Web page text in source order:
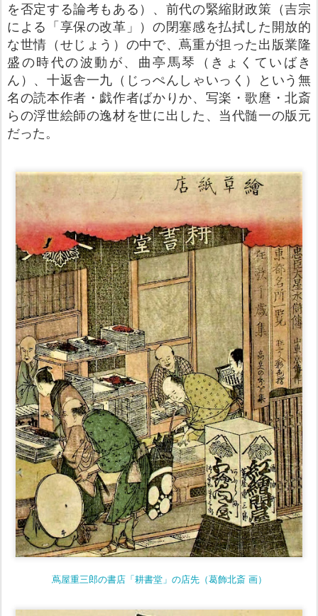
を否定する論考もある）、前代の緊縮財政策（吉宗
による「享保の改革」）の閉塞感を払拭した開放的
な世情（せじょう）の中で、蔦重が担った出版業隆
盛の時代の波動が、曲亭馬琴（きょくていばき
ん）、十返舎一九（じっぺんしゃいっく）という無
名の読本作者・戯作者ばかりか、写楽・歌麿・北斎
らの浮世絵師の逸材を世に出した、当代髄一の版元
だった。
蔦屋重三郎の書店「耕書堂」の店先（葛飾北斎 画）